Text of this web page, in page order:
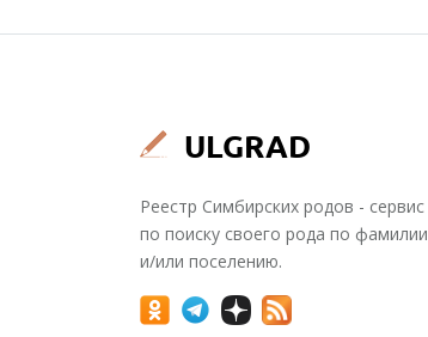
Реестр Симбирских родов - сервис
по поиску своего рода по фамилии
и/или поселению.